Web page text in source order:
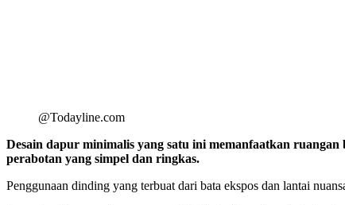
@Todayline.com
Desain dapur minimalis yang satu ini memanfaatkan
perabotan yang simpel dan ringkas.
Penggunaan dinding yang terbuat dari bata ekspos dan lantai